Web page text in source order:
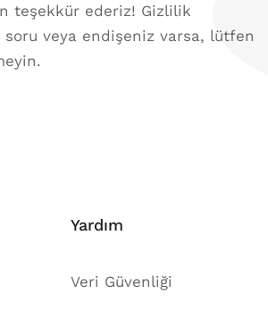
teşekkür ederiz! Gizlilik
veya endişeniz varsa, lütfen
Yardım
Veri Güvenliği